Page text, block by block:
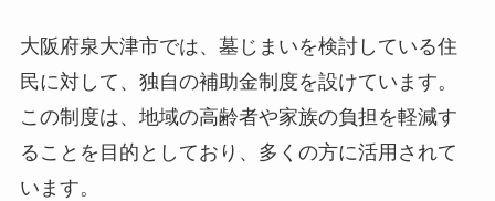
大阪府泉大津市では、墓じまいを検討している住
民に対して、独自の補助金制度を設けています。
この制度は、地域の高齢者や家族の負担を軽減す
ることを目的としており、多くの方に活用されて
います。